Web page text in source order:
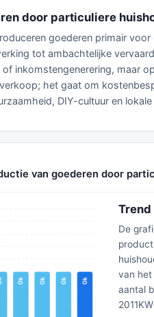
door particuliere
goederen primair
tot ambachtelijke
inkomstengenerering, maar
het gaat om
DIY-cultuur en
van goederen door
De
van het
aantal